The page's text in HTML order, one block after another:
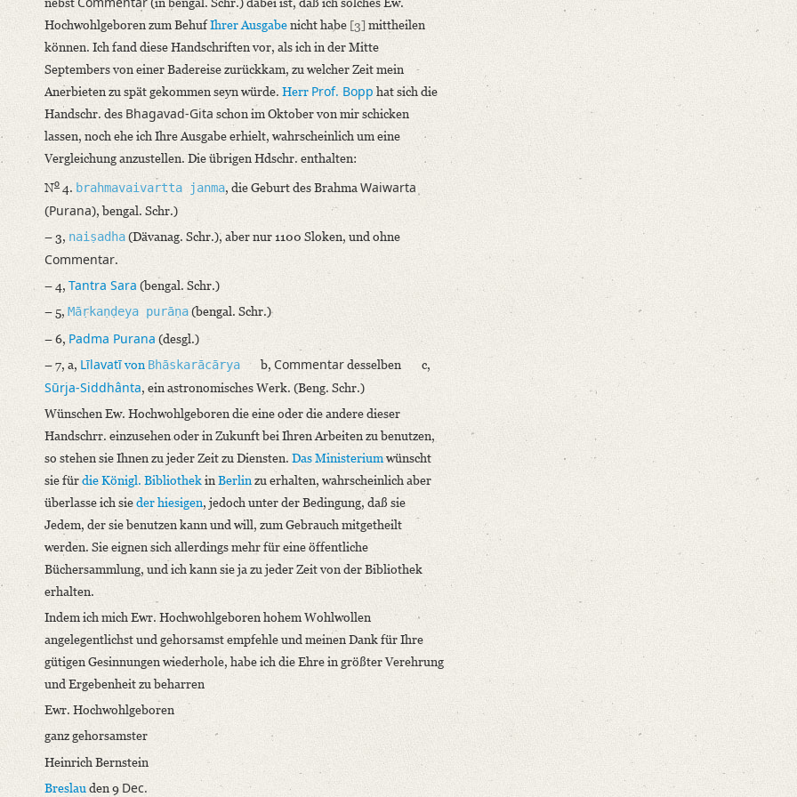
Hochwohlgeboren zum BehufIhrer Ausgabenicht habe [3] mittheilen
können. Ich fand diese Handschriften vor, als ich in der Mitte
Septembers von einer Badereise zurückkam, zu welcher Zeit mein
Anerbieten zu spät gekommen seyn würde. Herr Prof. Bopp hat sich die
Handschr. des Bhagavad-Gita schon im Oktober von mir schicken
lassen, noch ehe ich Ihre Ausgabe erhielt, wahrscheinlich um eine
Vergleichung anzustellen. Die übrigen Hdschr. enthalten:
No 4. brahmavaivartta janma, die Geburt des Brahma Waiwarta
(Purana), bengal. Schr.)
– 3, naiṣadha(Dävanag. Schr.), aber nur 1100 Sloken, und ohne
Commentar.
– 4, Tantra Sara (bengal. Schr.)
– 5, Māṛkaṇḍeya purāṇa(bengal. Schr.)
– 6, Padma Purana (desgl.)
– 7, a, Līlavatīvon Bhāskarācārya b, Commentardesselben c,
Sūrja-Siddhânta, ein astronomisches Werk. (Beng. Schr.)
Wünschen Ew. Hochwohlgeboren die eine oder die andere dieser
Handschrr. einzusehen oder in Zukunft bei Ihren Arbeiten zu benutzen,
so stehen sie Ihnen zu jeder Zeit zu Diensten. Das Ministeriumwünscht
sie fürdie Königl. Bibliothekin Berlinzu erhalten, wahrscheinlich aber
überlasse ich sieder hiesigen, jedoch unter der Bedingung, daß sie
Jedem, der sie benutzen kann und will, zum Gebrauch mitgetheilt
werden. Sie eignen sich allerdings mehr für eine öffentliche
Büchersammlung, und ich kann sie ja zu jeder Zeit von der Bibliothek
erhalten.
Indem ich mich Ewr. Hochwohlgeboren hohem Wohlwollen
angelegentlichst und gehorsamst empfehle und meinen Dank für Ihre
gütigen Gesinnungen wiederhole, habe ich die Ehre in größter Verehrung
und Ergebenheit zu beharren
Ewr. Hochwohlgeboren
ganz gehorsamster
Heinrich Bernstein
Breslauden 9 Dec.